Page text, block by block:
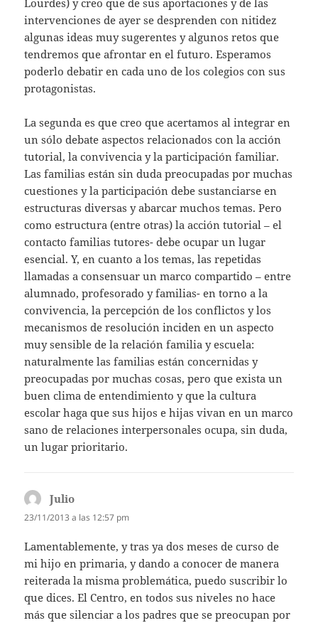
Lourdes) y creo que de sus aportaciones y de las
intervenciones de ayer se desprenden con nitidez
algunas ideas muy sugerentes y algunos retos que
tendremos que afrontar en el futuro. Esperamos
poderlo debatir en cada uno de los colegios con sus
protagonistas.
La segunda es que creo que acertamos al integrar en
un sólo debate aspectos relacionados con la acción
tutorial, la convivencia y la participación familiar.
Las familias están sin duda preocupadas por muchas
cuestiones y la participación debe sustanciarse en
estructuras diversas y abarcar muchos temas. Pero
como estructura (entre otras) la acción tutorial – el
contacto familias tutores- debe ocupar un lugar
esencial. Y, en cuanto a los temas, las repetidas
llamadas a consensuar un marco compartido – entre
alumnado, profesorado y familias- en torno a la
convivencia, la percepción de los conflictos y los
mecanismos de resolución inciden en un aspecto
muy sensible de la relación familia y escuela:
naturalmente las familias están concernidas y
preocupadas por muchas cosas, pero que exista un
buen clima de entendimiento y que la cultura
escolar haga que sus hijos e hijas vivan en un marco
sano de relaciones interpersonales ocupa, sin duda,
un lugar prioritario.
Julio
23/11/2013 a las 12:57 pm
Lamentablemente, y tras ya dos meses de curso de
mi hijo en primaria, y dando a conocer de manera
reiterada la misma problemática, puedo suscribir lo
que dices. El Centro, en todos sus niveles no hace
más que silenciar a los padres que se preocupan por